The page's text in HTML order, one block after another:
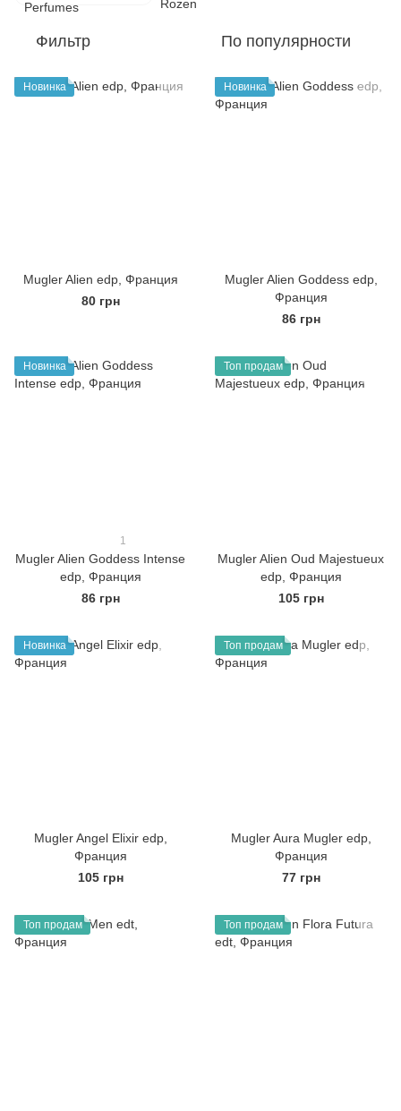
Фильтр По популярности
Новинка
Mugler Alien edp, Франция
80 грн
Новинка
Mugler Alien Goddess edp,
Франция
86 грн
Новинка
1
Mugler Alien Goddess Intense
edp, Франция
86 грн
Топ продам
Mugler Alien Oud Majestueux
edp, Франция
105 грн
Новинка
Mugler Angel Elixir edp,
Франция
105 грн
Топ продам
Mugler Aura Mugler edp,
Франция
77 грн
Топ продам Топ продам